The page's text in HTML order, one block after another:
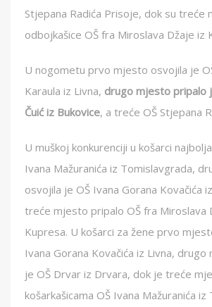
Stjepana Radića Prisoje, dok su treće
odbojkašice OŠ fra Miroslava Džaje iz
U nogometu prvo mjesto osvojila je
Karaula iz Livna, drugo mjesto pripalo
Čuić iz Bukovice, a treće OŠ Stjepana
U muškoj konkurenciji u košarci
Ivana Mažuranića iz Tomislavgrada,
osvojila je OŠ Ivana Gorana Kovačića
treće mjesto pripalo OŠ fra Miroslava
Kupresa. U košarci za žene prvo
Ivana Gorana Kovačića iz Livna,
je OŠ Drvar iz Drvara, dok je treće
košarkašicama OŠ Ivana Mažuranića